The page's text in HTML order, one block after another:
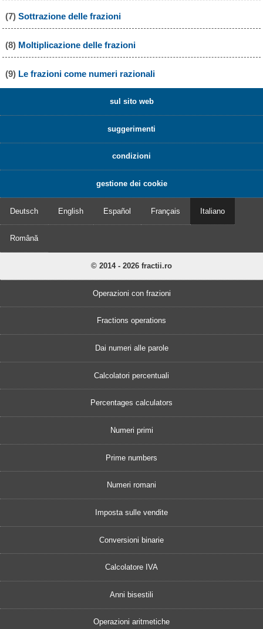
(7) Sottrazione delle frazioni
(8) Moltiplicazione delle frazioni
(9) Le frazioni come numeri razionali
sul sito web
suggerimenti
condizioni
gestione dei cookie
Deutsch English Español Français Italiano
Română
© 2014 - 2026 fractii.ro
Operazioni con frazioni
Fractions operations
Dai numeri alle parole
Calcolatori percentuali
Percentages calculators
Numeri primi
Prime numbers
Numeri romani
Imposta sulle vendite
Conversioni binarie
Calcolatore IVA
Anni bisestili
Operazioni aritmetiche